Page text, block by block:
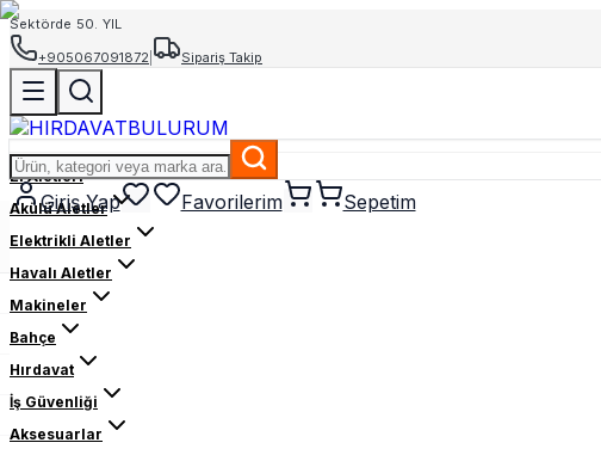
Sektörde 50. YIL
+905067091872
Sipariş Takip
Giriş Yap Favorilerim Sepetim
El Aletleri
Akülü Aletler
Elektrikli Aletler
Havalı Aletler
Makineler
Bahçe
Hırdavat
İş Güvenliği
Aksesuarlar